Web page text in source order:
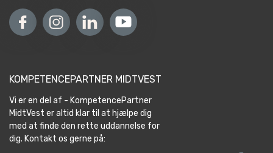
KOMPETENCEPARTNER MIDTVEST
Vi er en del af - KompetencePartner
MidtVest er altid klar til at hjælpe dig
med at finde den rette uddannelse for
dig. Kontakt os gerne på: